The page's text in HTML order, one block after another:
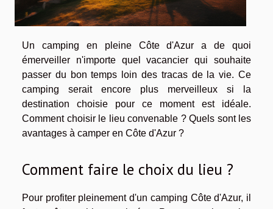
Un camping en pleine Côte d'Azur a de quoi
émerveiller n'importe quel vacancier qui souhaite
passer du bon temps loin des tracas de la vie. Ce
camping serait encore plus merveilleux si la
destination choisie pour ce moment est idéale.
Comment choisir le lieu convenable ? Quels sont les
avantages à camper en Côte d'Azur ?
Comment faire le choix du lieu ?
Pour profiter pleinement d'un camping Côte d'Azur, il